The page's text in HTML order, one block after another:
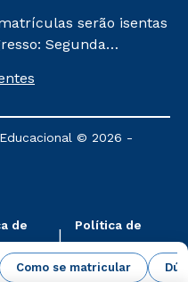
Como se matricular
serão isentas
Segunda
será de R$
cursos: Ensino
e Metodologia
Atuais.
© 2026 -
de
Política de
Cookies